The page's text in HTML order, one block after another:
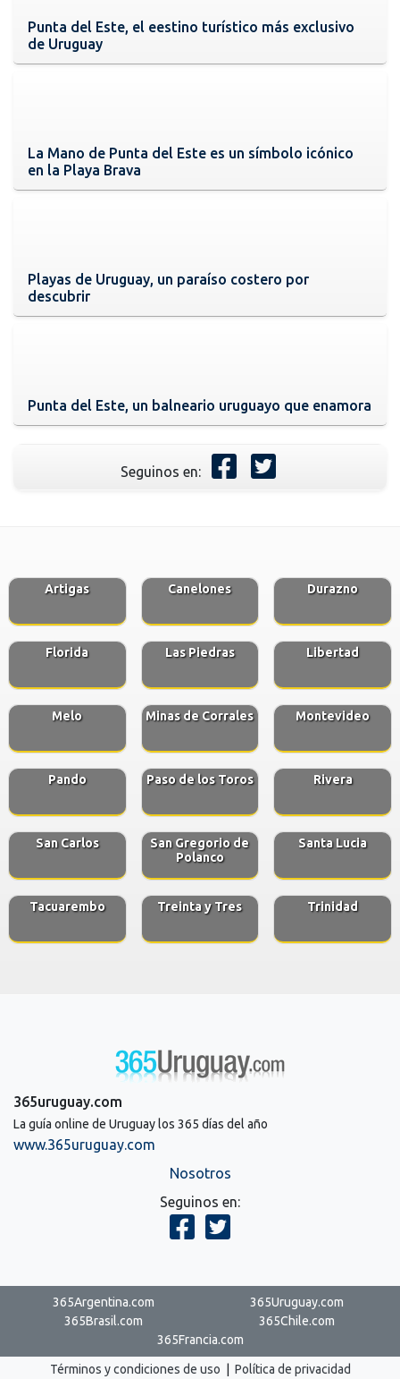
Punta del Este, el eestino turístico más exclusivo
de Uruguay
La Mano de Punta del Este es un símbolo icónico
en la Playa Brava
Playas de Uruguay, un paraíso costero por
descubrir
Punta del Este, un balneario uruguayo que enamora
Seguinos en:
Artigas Canelones Durazno
Florida Las Piedras Libertad
Melo Minas de Corrales Montevideo
Pando Paso de los Toros Rivera
San Carlos
San Gregorio de
Polanco
Santa Lucia
Tacuarembo Treinta y Tres Trinidad
365uruguay.com
La guía online de Uruguay los 365 días del año
www.365uruguay.com
Nosotros
Seguinos en:
365Argentina.com
365Uruguay.com
365Brasil.com
365Chile.com
365Francia.com
Términos y condiciones de uso Política de privacidad